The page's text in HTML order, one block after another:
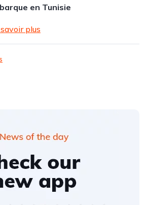
en Tunisie
plus